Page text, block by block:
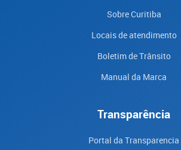
Sobre Curitiba
Locais de atendimento
Boletim de Trânsito
Manual da Marca
Transparência
Portal da Transparencia